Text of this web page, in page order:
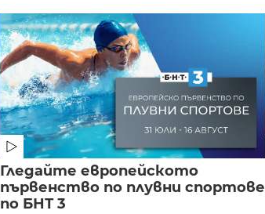
Гледайте европейското
първенство по плувни спортове
по БНТ 3